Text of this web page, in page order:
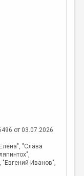
от 03.07.2026
"Слава
Иванов",